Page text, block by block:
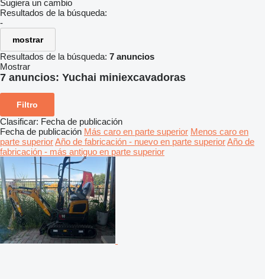
Sugiera un cambio
Resultados de la búsqueda:
-
mostrar
Resultados de la búsqueda: 7 anuncios
Mostrar
7 anuncios: Yuchai miniexcavadoras
Filtro
Clasificar: Fecha de publicación
Fecha de publicación Más caro en parte superior Menos caro en
parte superiorAño de fabricación - nuevo en parte superiorAño de
fabricación - más antiguo en parte superior